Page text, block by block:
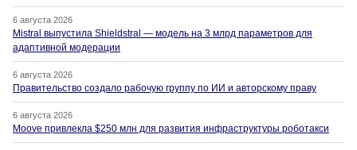
6 августа 2026
Mistral выпустила Shieldstral — модель на 3 млрд параметров для
адаптивной модерации
6 августа 2026
Правительство создало рабочую группу по ИИ и авторскому праву
6 августа 2026
Moove привлекла $250 млн для развития инфраструктуры роботакси